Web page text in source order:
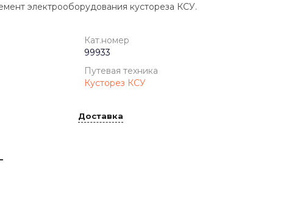
электрооборудования кустореза КСУ.
Кат.номер
99933
Путевая техника
Кусторез КСУ
Доставка